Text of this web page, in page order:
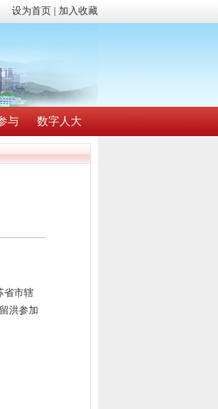
设为首页 加入收藏
与 数字人大
省市辖
洪参加